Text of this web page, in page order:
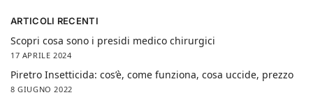
ARTICOLI RECENTI
Scopri cosa sono i presidi medico chirurgici
17 APRILE 2024
Piretro Insetticida: cos’è, come funziona, cosa uccide, prezzo
8 GIUGNO 2022